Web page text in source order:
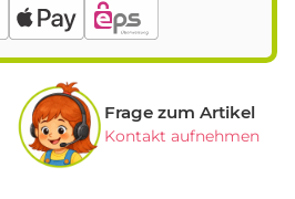
Frage zum Artikel
Kontakt aufnehmen